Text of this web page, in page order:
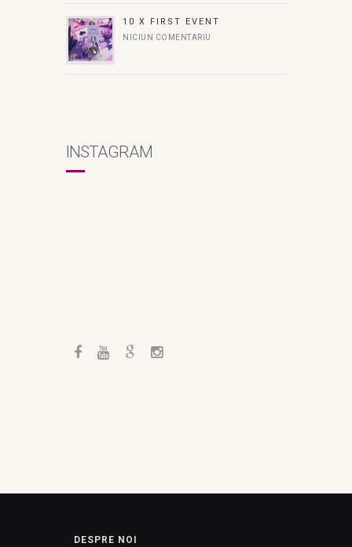
10 X FIRST EVENT
NICIUN COMENTARIU
INSTAGRAM
DESPRE NOI